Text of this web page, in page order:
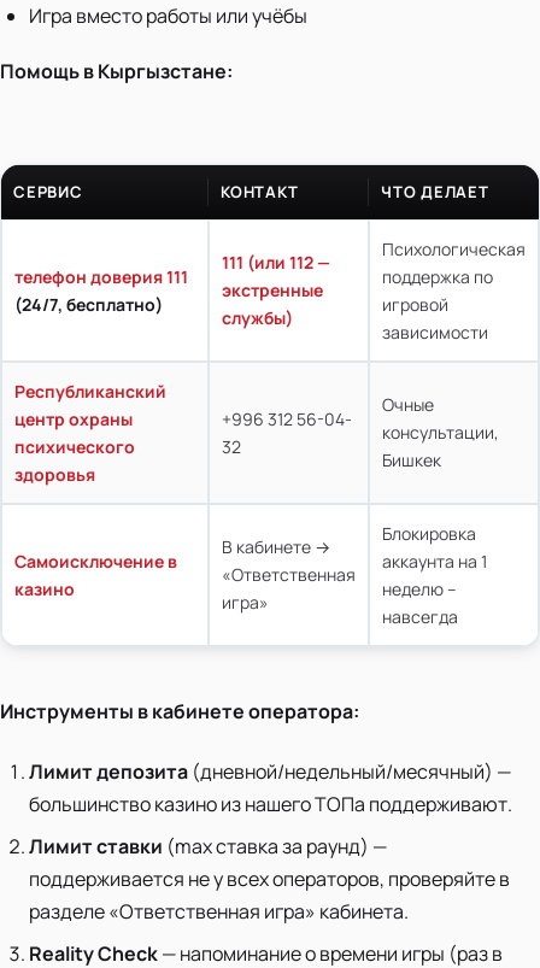
Игра вместо работы или учёбы
Помощь в Кыргызстане:
СЕРВИС КОНТАКТ ЧТО ДЕЛАЕТ
телефон доверия 111
(24/7, бесплатно)
111 (или 112 —
экстренные
службы)
Психологическая
поддержка по
игровой
зависимости
Республиканский
центр охраны
психического
здоровья
+996 312 56-04-
32
Очные
консультации,
Бишкек
Самоисключение в
казино
В кабинете →
«Ответственная
игра»
Блокировка
аккаунта на 1
неделю –
навсегда
Инструменты в кабинете оператора:
Лимит депозита (дневной/недельный/месячный) —
большинство казино из нашего ТОПа поддерживают.
Лимит ставки (max ставка за раунд) —
поддерживается не у всех операторов, проверяйте в
разделе «Ответственная игра» кабинета.
Reality Check— напоминание о времени игры (раз в